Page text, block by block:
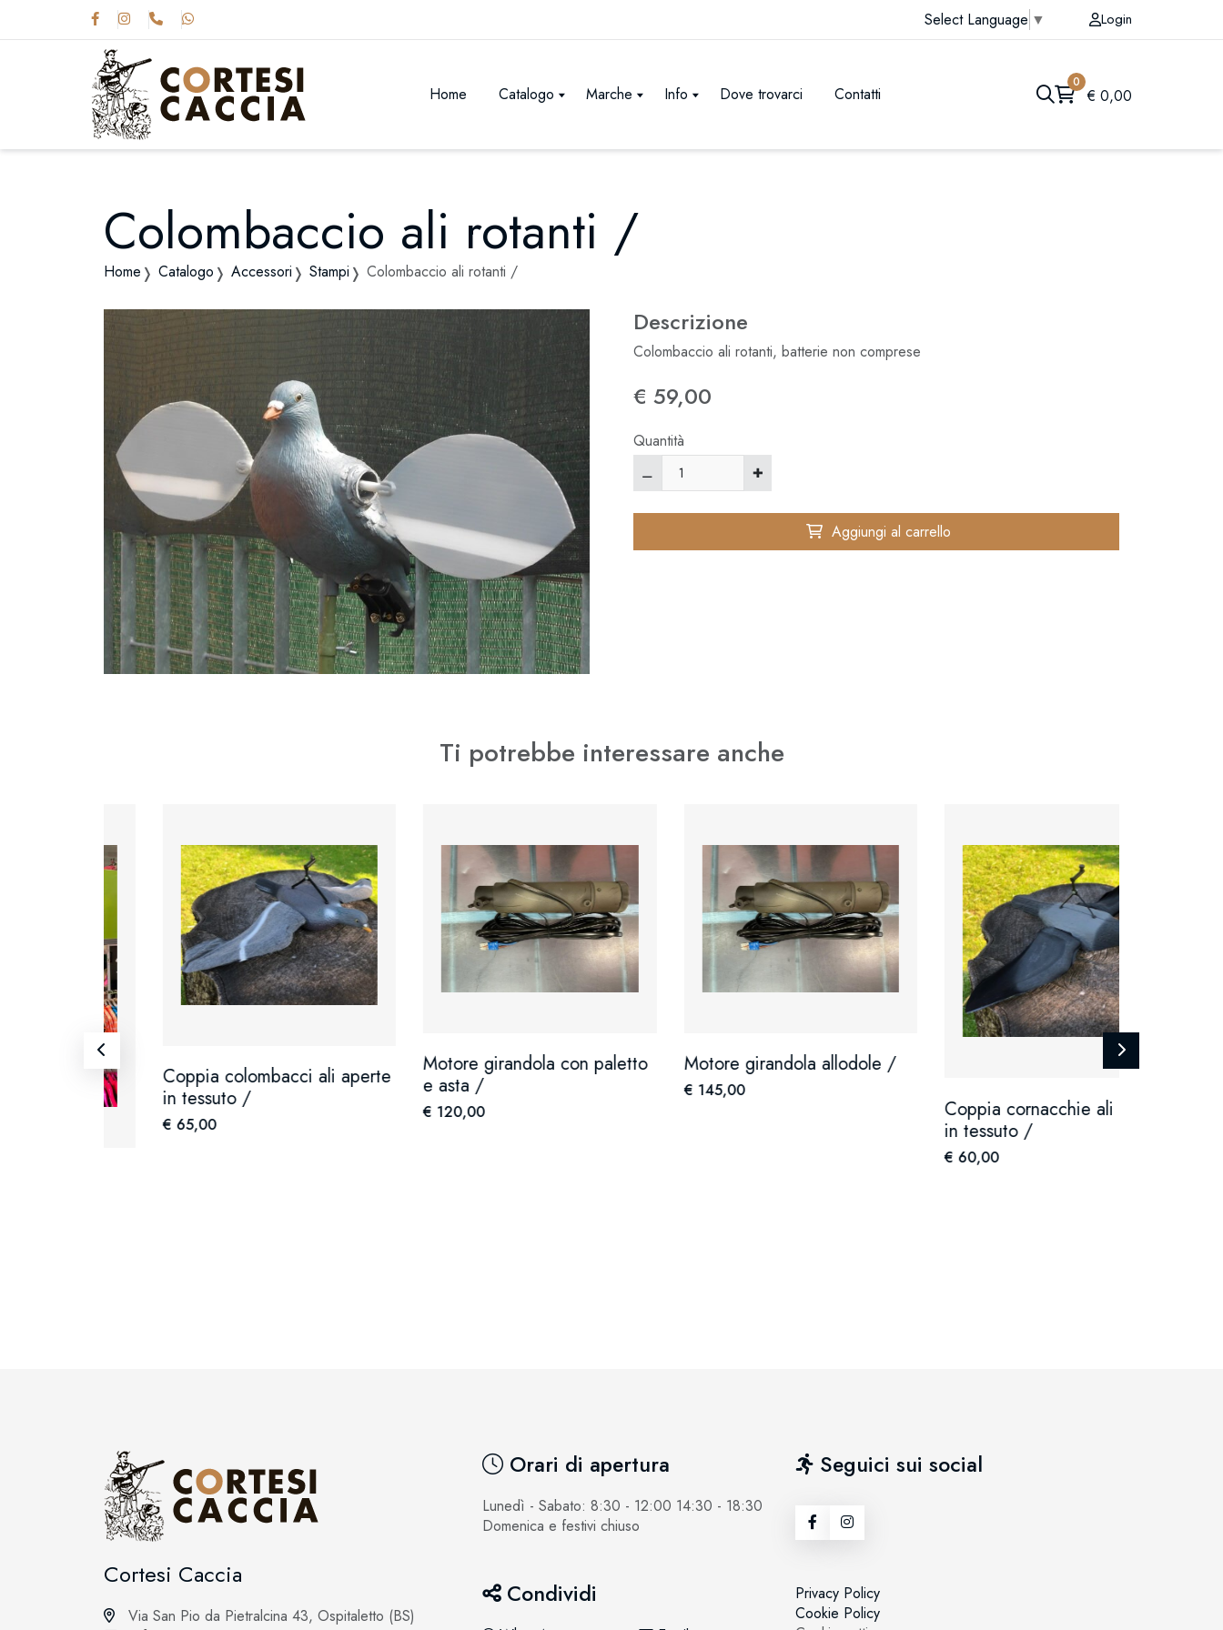
Select Language ▼ Login
Home Catalogo Marche Info Dove trovarci Contatti
0
€ 0,00
Colombaccio ali rotanti /
Home Catalogo Accessori Stampi Colombaccio ali rotanti /
Descrizione
Colombaccio ali rotanti, batterie non comprese
€ 59,00
Quantità
✚
Aggiungi al carrello
Ti potrebbe interessare anche
Coppia colombacci ali aperte
in tessuto /
Motore girandola con paletto
e asta /
€ 120,00
Motore girandola allodole /
€ 145,00
Coppia cornacchie ali aperte
in tessuto /
Cortesi Caccia
Via San Pio da Pietralcina 43, Ospitaletto (BS)
Orari di apertura
Lunedì - Sabato: 8:30 - 12:00 14:30 - 18:30
Domenica e festivi chiuso
Condividi
Seguici sui social
Privacy Policy
Cookie Policy